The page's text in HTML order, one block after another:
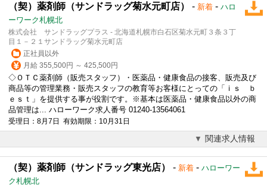
（契）薬剤師（サンドラッグ菊水元町店） - 新着 - ハロ
ーワーク札幌北
株式会社 サンドラッグプラス - 北海道札幌市白石区菊水元町３条３丁
目１－２１サンドラッグ菊水元町店
正社員以外
月給 355,500円 ～ 425,500円
◇ＯＴＣ薬剤師（販売スタッフ）・医薬品・健康食品の接客、販売及び
商品等の管理業務・販売スタッフの教育等お客様にとっての「ｉｓ ｂ
ｅｓｔ」を提供する事が役割です。※基本は医薬品・健康食品以外の商
品管理は... ハローワーク求人番号 01240-13564061
受理日：8月7日 有効期限：10月31日
関連求人情報
（契）薬剤師（サンドラッグ東光店） - 新着 - ハローワー
ク札幌北